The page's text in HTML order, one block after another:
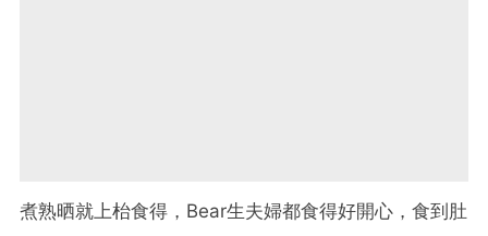
煮熟晒就上枱食得，Bear生夫婦都食得好開心，食到肚